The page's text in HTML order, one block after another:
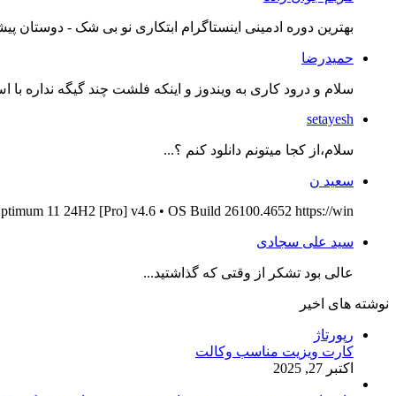
بهترین دوره ادمینی اینستاگرام ابتکاری نو بی شک - دوستان
حمیدرضا
سلام و درود کاری به ویندوز و اینکه فلشت چند گیگه نداره با
setayesh
سلام،از کجا میتونم دانلود کنم ؟...
سعید ن
11 24H2 [Pro] v4.6 • OS Build 26100.4652 https://win...
سید علی سجادی
عالی بود تشکر از وقتی که گذاشتید...
نوشته های اخیر
رپورتاژ
کارت ویزیت مناسب وکالت
اکتبر 27, 2025